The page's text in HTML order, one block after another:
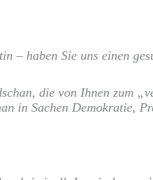
– haben Sie uns einen
die von Ihnen zum
in Sachen Demokratie,